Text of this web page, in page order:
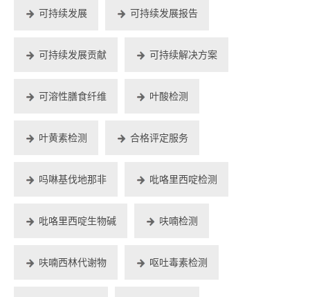
可持续发展 可持续发展报告
可持续发展贡献 可持续解决方案
可溶性膳食纤维 叶酸检测
叶黄素检测 合格评定服务
吗啉基伐地那非 吡咯里西啶检测
吡咯里西啶生物碱 呋喃检测
呋喃西林代谢物 呕吐毒素检测